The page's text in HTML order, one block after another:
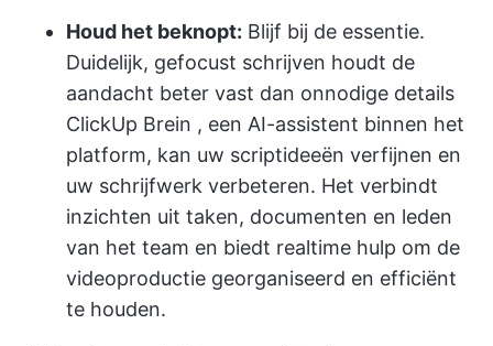
Houd het beknopt: Blijf bij de essentie.
Duidelijk, gefocust schrijven houdt de
aandacht beter vast dan onnodige details
ClickUp Brein , een AI-assistent binnen het
platform, kan uw scriptideeën verfijnen en
uw schrijfwerk verbeteren. Het verbindt
inzichten uit taken, documenten en leden
van het team en biedt realtime hulp om de
videoproductie georganiseerd en efficiënt
te houden.